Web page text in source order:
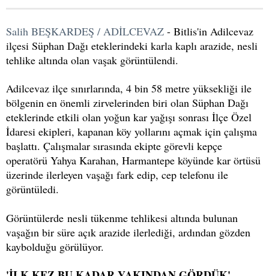
Salih BEŞKARDEŞ / ADİLCEVAZ - Bitlis'in Adilcevaz
ilçesi Süphan Dağı eteklerindeki karla kaplı arazide, nesli
tehlike altında olan vaşak görüntülendi.
Adilcevaz ilçe sınırlarında, 4 bin 58 metre yüksekliği ile
bölgenin en önemli zirvelerinden biri olan Süphan Dağı
eteklerinde etkili olan yoğun kar yağışı sonrası İlçe Özel
İdaresi ekipleri, kapanan köy yollarını açmak için çalışma
başlattı. Çalışmalar sırasında ekipte görevli kepçe
operatörü Yahya Karahan, Harmantepe köyünde kar örtüsü
üzerinde ilerleyen vaşağı fark edip, cep telefonu ile
görüntüledi.
Görüntülerde nesli tükenme tehlikesi altında bulunan
vaşağın bir süre açık arazide ilerlediği, ardından gözden
kaybolduğu görülüyor.